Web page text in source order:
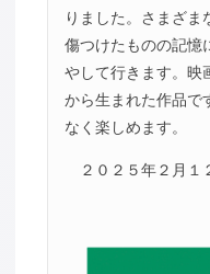
りました。さまざま
傷つけたものの記憶
やして行きます。映
から生まれた作品で
なく楽しめます。
２０２５年２月１